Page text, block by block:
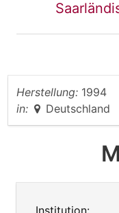
Herstellung: 1994
in:
Deutschland